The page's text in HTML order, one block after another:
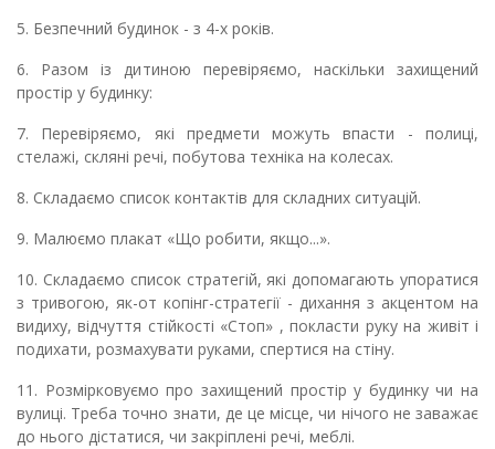
5. Безпечний будинок - з 4-х років.
6. Разом із дитиною перевіряємо, наскільки захищений
простір у будинку:
7. Перевіряємо, які предмети можуть впасти - полиці,
стелажі, скляні речі, побутова техніка на колесах.
8. Складаємо список контактів для складних ситуацій.
9. Малюємо плакат «Що робити, якщо...».
10. Складаємо список стратегій, які допомагають упоратися
з тривогою, як-от копінг-стратегії - дихання з акцентом на
видиху, відчуття стійкості «Стоп» , покласти руку на живіт і
подихати, розмахувати руками, спертися на стіну.
11. Розмірковуємо про захищений простір у будинку чи на
вулиці. Треба точно знати, де це місце, чи нічого не заважає
до нього дістатися, чи закріплені речі, меблі.